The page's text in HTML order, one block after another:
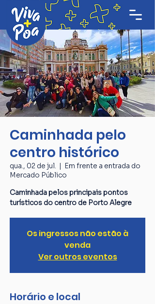
Caminhada pelo
centro histórico
qua., 02 de jul.
  |
Em frente a entrada do
Mercado Público
Caminhada pelos principais pontos
turísticos do centro de Porto Alegre
Os ingressos não estão à
venda
Ver outros eventos
Horário e local